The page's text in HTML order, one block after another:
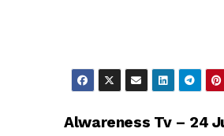
Alwareness Tv – 24